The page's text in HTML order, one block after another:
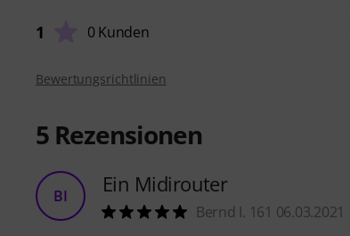
1 0 Kunden
Bewertungsrichtlinien
5 Rezensionen
BI Ein Midirouter
Bernd I. 161 06.03.2021